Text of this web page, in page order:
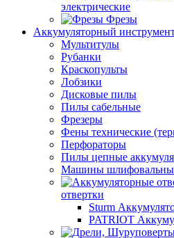
электрические
Фрезы
Аккумуляторный
Мультитулы
Рубанки
Краскопульты
Лобзики
Дисковые пилы
Пилы сабельные
Фрезеры
Фены технические
Перфораторы
Пилы цепные
Машины
отвертки
Sturm
PATRIOT